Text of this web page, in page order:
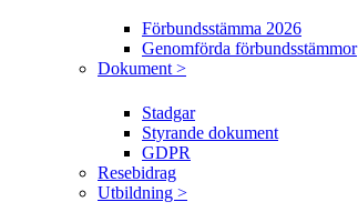
Förbundsstämma 2026
Genomförda förbundsstämmor
Dokument >
Stadgar
Styrande dokument
GDPR
Resebidrag
Utbildning >